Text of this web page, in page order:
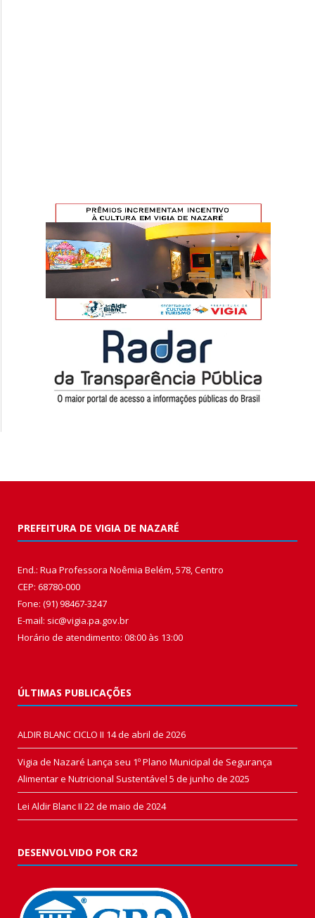
PREFEITURA DE VIGIA DE NAZARÉ
End.: Rua Professora Noêmia Belém, 578, Centro
CEP: 68780-000
Fone: (91) 98467-3247
E-mail: sic@vigia.pa.gov.br
Horário de atendimento: 08:00 às 13:00
ÚLTIMAS PUBLICAÇÕES
ALDIR BLANC CICLO II 14 de abril de 2026
Vigia de Nazaré Lança seu 1º Plano Municipal de Segurança
Alimentar e Nutricional Sustentável 5 de junho de 2025
Lei Aldir Blanc II 22 de maio de 2024
DESENVOLVIDO POR CR2